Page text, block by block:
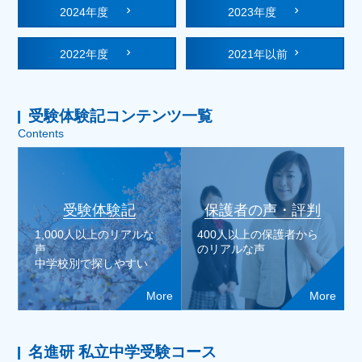
2024年度 2023年度
2022年度 2021年以前
受験体験記コンテンツ一覧
Contents
受験体験記
1,000人以上のリアルな
声
中学校別で探しやすい
More
保護者の声・評判
400人以上の保護者から
のリアルな声
More
名進研 私立中学受験コース